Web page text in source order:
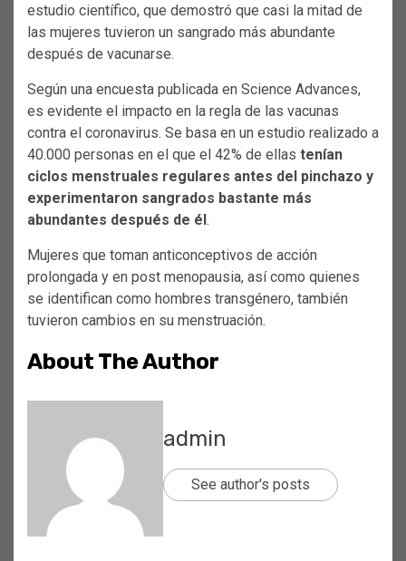
estudio científico, que demostró que casi la mitad de
las mujeres tuvieron un sangrado más abundante
después de vacunarse.
Según una encuesta publicada en Science Advances,
es evidente el impacto en la regla de las vacunas
contra el coronavirus. Se basa en un estudio realizado a
40.000 personas en el que el 42% de ellas tenían
ciclos menstruales regulares antes del pinchazo y
experimentaron sangrados bastante más
abundantes después de él.
Mujeres que toman anticonceptivos de acción
prolongada y en post menopausia, así como quienes
se identifican como hombres transgénero, también
tuvieron cambios en su menstruación.
About The Author
admin
See author's posts